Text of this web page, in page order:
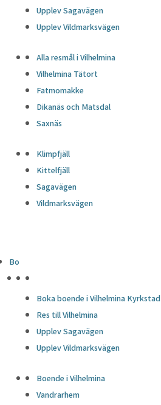
Upplev Sagavägen
Upplev Vildmarksvägen
Alla resmål i Vilhelmina
Vilhelmina Tätort
Fatmomakke
Dikanäs och Matsdal
Saxnäs
Klimpfjäll
Kittelfjäll
Sagavägen
Vildmarksvägen
Bo
Boka boende i Vilhelmina Kyrkstad
Res till Vilhelmina
Upplev Sagavägen
Upplev Vildmarksvägen
Boende i Vilhelmina
Vandrarhem